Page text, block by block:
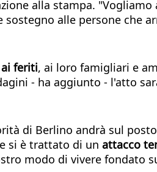
alla stampa.
alle persone che
feriti, ai loro famigliari e
- ha aggiunto - l'atto
di Berlino andrà sul
si è trattato di un attacco
modo di vivere fondato